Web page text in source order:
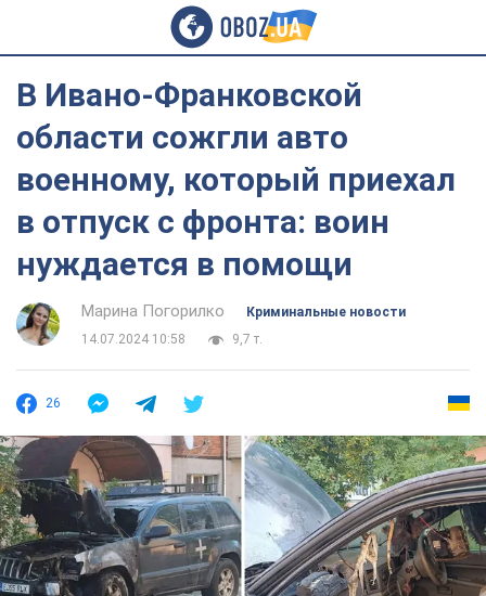
В Ивано-Франковской
области сожгли авто
военному, который приехал
в отпуск с фронта: воин
нуждается в помощи
Марина Погорилко
Криминальные новости
14.07.2024 10:58
9,7 т.
26